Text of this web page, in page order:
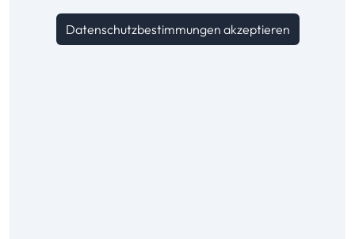
Datenschutzbestimmungen akzeptieren